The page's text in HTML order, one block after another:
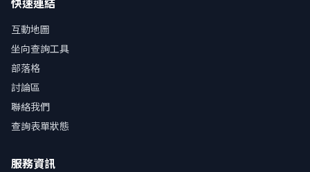
互動地圖
坐向查詢工具
部落格
討論區
聯絡我們
查詢表單狀態
服務資訊